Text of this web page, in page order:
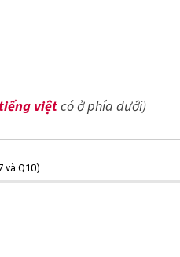
việtcó ở phía dưới)
và Q10)